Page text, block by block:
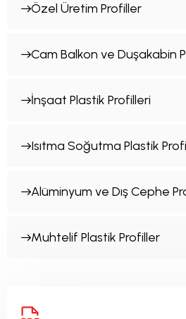
Özel Üretim Profiller
Cam Balkon ve Duşakabin
İnşaat Plastik Profilleri
Isıtma Soğutma Plastik
Alüminyum ve Dış Cephe
Muhtelif Plastik Profiller